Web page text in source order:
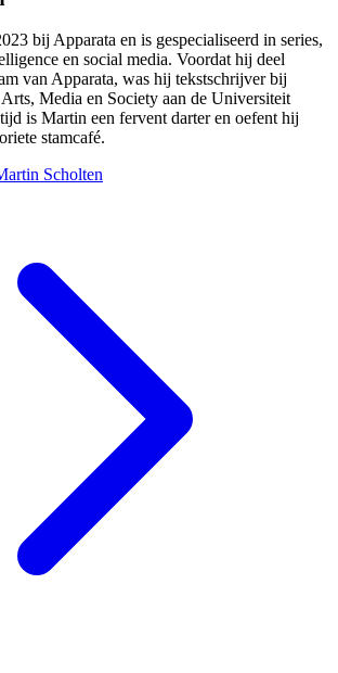
bij Apparata en is gespecialiseerd in series,
en social media. Voordat hij deel
van Apparata, was hij tekstschrijver bij
Media en Society aan de Universiteit
is Martin een fervent darter en oefent hij
stamcafé.
Scholten